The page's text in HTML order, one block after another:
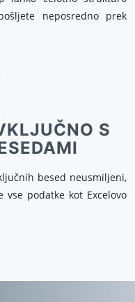
neposredno prek
S
besed neusmiljeni,
vse podatke kot Excelovo